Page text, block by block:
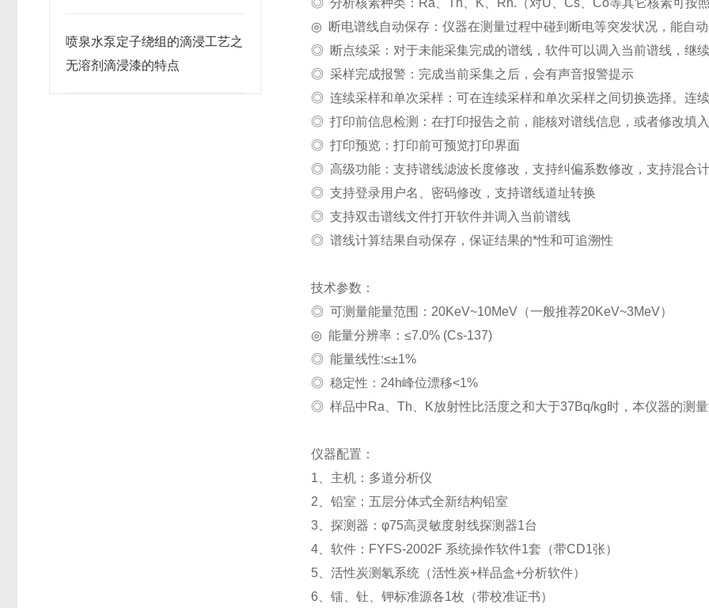
喷泉水泵定子绕组的滴浸工艺之
无溶剂滴浸漆的特点
◎ 分析核素种类：Ra、Th、K、Rn.（对U、Cs、Co等其它核素可按
◎ 断电谱线自动保存：仪器在测量过程中碰到断电等突发状况，能自
◎ 断点续采：对于未能采集完成的谱线，软件可以调入当前谱线，继
◎ 采样完成报警：完成当前采集之后，会有声音报警提示
◎ 连续采样和单次采样：可在连续采样和单次采样之间切换选择。连
◎ 打印前信息检测：在打印报告之前，能核对谱线信息，或者修改填
◎ 打印预览：打印前可预览打印界面
◎ 高级功能：支持谱线滤波长度修改，支持纠偏系数修改，支持混合
◎ 支持登录用户名、密码修改，支持谱线道址转换
◎ 支持双击谱线文件打开软件并调入当前谱线
◎ 谱线计算结果自动保存，保证结果的*性和可追溯性
技术参数：
◎ 可测量能量范围：20KeV~10MeV（一般推荐20KeV~3MeV）
◎ 能量分辨率：≤7.0% (Cs-137)
◎ 能量线性:≤±1%
◎ 稳定性：24h峰位漂移<1%
◎ 样品中Ra、Th、K放射性比活度之和大于37Bq/kg时，本仪器的测
仪器配置：
1、主机：多道分析仪
2、铅室：五层分体式全新结构铅室
3、探测器：φ75高灵敏度射线探测器1台
4、软件：FYFS-2002F 系统操作软件1套（带CD1张）
5、活性炭测氡系统（活性炭+样品盒+分析软件）
6、镭、钍、钾标准源各1枚（带校准证书）